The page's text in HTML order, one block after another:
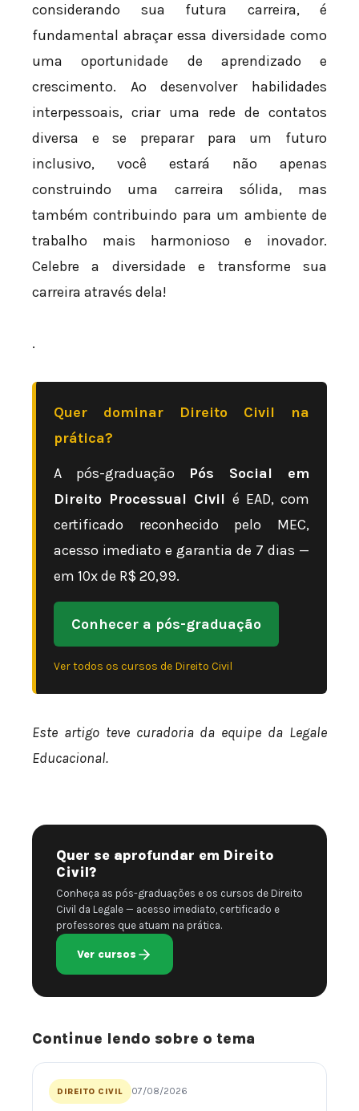
considerando sua futura carreira, é
fundamental abraçar essa diversidade como
uma oportunidade de aprendizado e
crescimento. Ao desenvolver habilidades
interpessoais, criar uma rede de contatos
diversa e se preparar para um futuro
inclusivo, você estará não apenas
construindo uma carreira sólida, mas
também contribuindo para um ambiente de
trabalho mais harmonioso e inovador.
Celebre a diversidade e transforme sua
carreira através dela!
.
Quer dominar Direito Civil na
prática?
A pós-graduação Pós Social em
Direito Processual Civil é EAD, com
certificado reconhecido pelo MEC,
acesso imediato e garantia de 7 dias —
em 10x de R$ 20,99.
Conhecer a pós-graduação
Ver todos os cursos de Direito Civil
Este artigo teve curadoria da equipe da Legale
Educacional.
Quer se aprofundar em Direito
Civil?
Conheça as pós-graduações e os cursos de Direito
Civil da Legale — acesso imediato, certificado e
professores que atuam na prática.
Ver cursos
Continue lendo sobre o tema
DIREITO CIVIL 07/08/2026